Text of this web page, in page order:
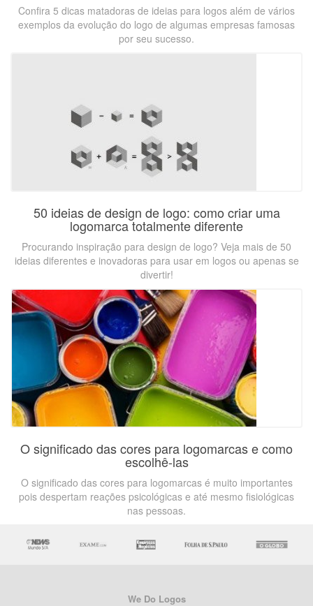
Confira 5 dicas matadoras de ideias para logos além de vários
exemplos da evolução do logo de algumas empresas famosas
por seu sucesso.
50 ideias de design de logo: como criar uma
logomarca totalmente diferente
Procurando inspiração para design de logo? Veja mais de 50
ideias diferentes e inovadoras para usar em logos ou apenas se
divertir!
O significado das cores para logomarcas e como
escolhê-las
O significado das cores para logomarcas é muito importantes
pois despertam reações psicológicas e até mesmo fisiológicas
nas pessoas.
We Do Logos